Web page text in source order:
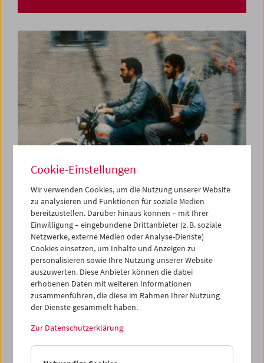
In Erinnerung an Abbas Kiarostami
Cookie-Einstellungen
Wir verwenden Cookies, um die Nutzung unserer Website
zu analysieren und Funktionen für soziale Medien
bereitzustellen. Darüber hinaus können – mit Ihrer
Einwilligung – eingebundene Drittanbieter (z. B. soziale
Netzwerke, externe Medien oder Analyse-Dienste)
Cookies einsetzen, um Inhalte und Anzeigen zu
personalisieren sowie Ihre Nutzung unserer Website
auszuwerten. Diese Anbieter können die dabei
erhobenen Daten mit weiteren Informationen
zusammenführen, die diese im Rahmen Ihrer Nutzung
der Dienste gesammelt haben.
Zur Datenschutzerklärung